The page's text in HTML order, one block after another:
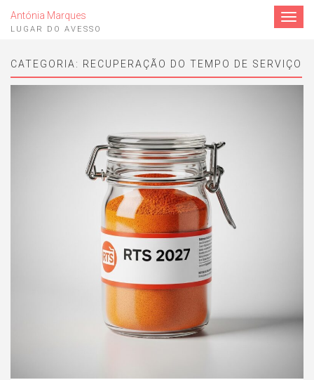
Toggle
Antónia Marques
LUGAR DO AVESSO
CATEGORIA: RECUPERAÇÃO DO TEMPO DE SERVIÇO